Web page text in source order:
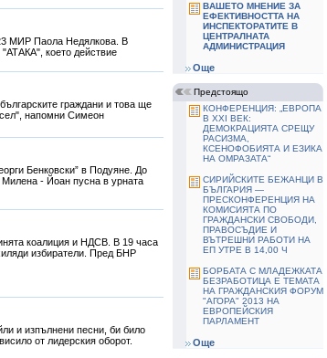
МИР Паола Недялкова. В
което действие
граждани и това ще
напомни Симеон
Бенковски” в Подуяне. До
Милена - Йоан пусна в урната
коалиция и НДСВ. В 19 часа
избиратели. Пред БНР
и изпълнени песни, би било
от лидерския оборот.
ВАШЕТО МНЕНИЕ ЗА
ЕФЕКТИВНОСТТА НА
ИНСПЕКТОРАТИТЕ В
ЦЕНТРАЛНАТА
АДМИНИСТРАЦИЯ
Още
Предстоящо
КОНФЕРЕНЦИЯ: „ЕВРОПА
В ХХІ ВЕК:
ДЕМОКРАЦИЯТА СРЕЩУ
РАСИЗМА,
КСЕНОФОБИЯТА И ЕЗИКА
НА ОМРАЗАТА“
СИРИЙСКИТЕ БЕЖАНЦИ В
БЪЛГАРИЯ —
ПРЕСКОНФЕРЕНЦИЯ НА
КОМИСИЯТА ПО
ГРАЖДАНСКИ СВОБОДИ,
ПРАВОСЪДИЕ И
ВЪТРЕШНИ РАБОТИ НА
ЕП УТРЕ В 14,00 Ч
БОРБАТА С МЛАДЕЖКАТА
БЕЗРАБОТИЦА Е ТЕМАТА
НА ГРАЖДАНСКИЯ ФОРУМ
"АГОРА" 2013 НА
ЕВРОПЕЙСКИЯ
ПАРЛАМЕНТ
Още